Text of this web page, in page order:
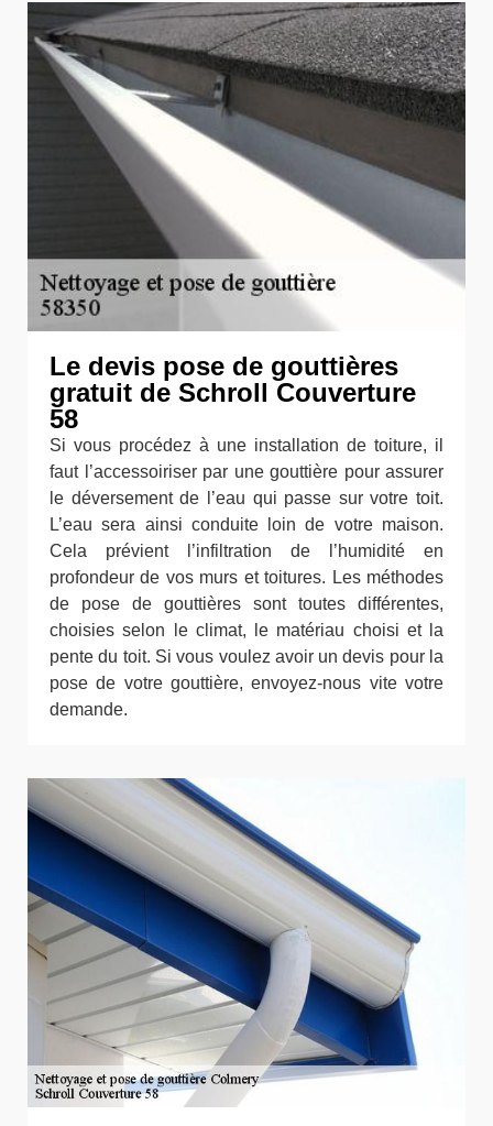
Le devis pose de gouttières
gratuit de Schroll Couverture
58
Si vous procédez à une installation de toiture, il
faut l’accessoiriser par une gouttière pour assurer
le déversement de l’eau qui passe sur votre toit.
L’eau sera ainsi conduite loin de votre maison.
Cela prévient l’infiltration de l’humidité en
profondeur de vos murs et toitures. Les méthodes
de pose de gouttières sont toutes différentes,
choisies selon le climat, le matériau choisi et la
pente du toit. Si vous voulez avoir un devis pour la
pose de votre gouttière, envoyez-nous vite votre
demande.